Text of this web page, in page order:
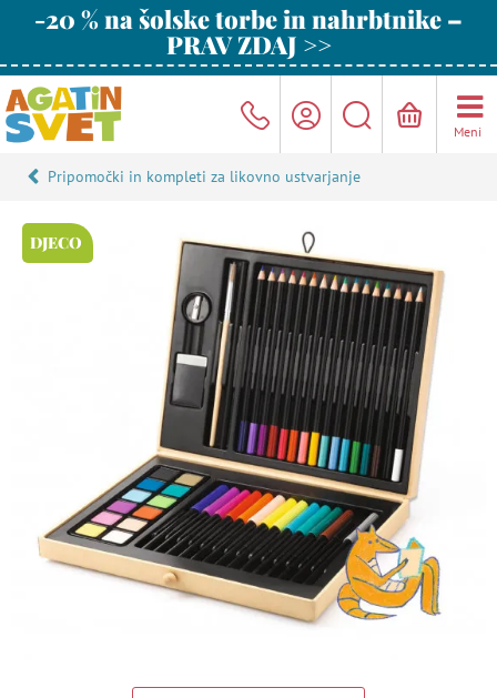
-20 % na šolske torbe in nahrbtnike –
PRAV ZDAJ >>
Meni
Pripomočki in kompleti za likovno ustvarjanje
DJECO